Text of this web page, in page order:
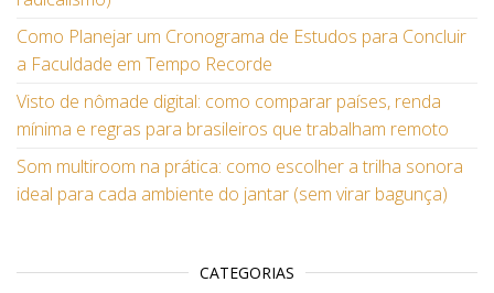
Como Planejar um Cronograma de Estudos para Concluir
a Faculdade em Tempo Recorde
Visto de nômade digital: como comparar países, renda
mínima e regras para brasileiros que trabalham remoto
Som multiroom na prática: como escolher a trilha sonora
ideal para cada ambiente do jantar (sem virar bagunça)
CATEGORIAS